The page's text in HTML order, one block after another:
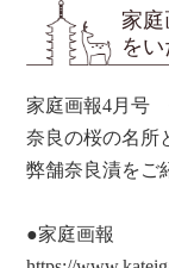
家
をい
家庭画報4月号
奈良の桜の名所
弊舗奈良漬をご
●家庭画報